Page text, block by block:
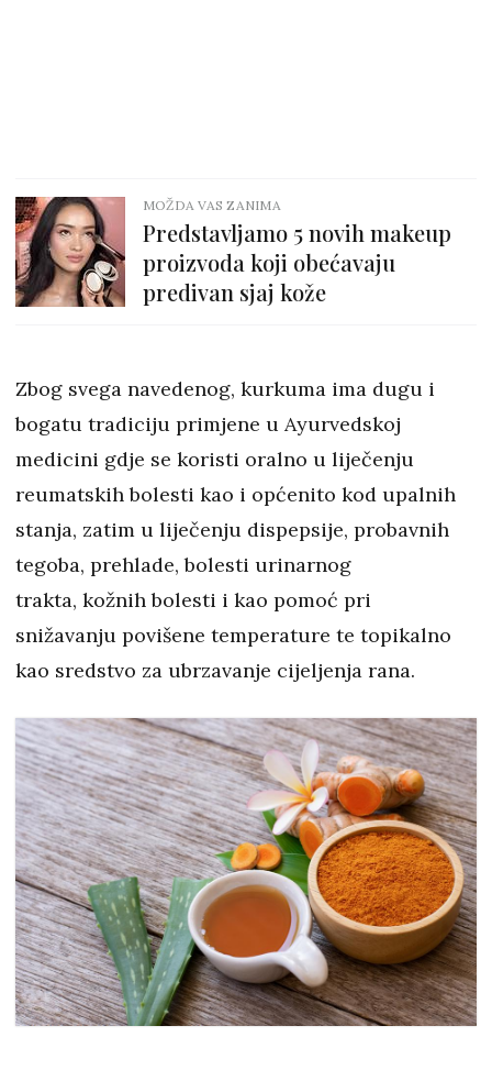
MOŽDA VAS ZANIMA
Predstavljamo 5 novih makeup
proizvoda koji obećavaju
predivan sjaj kože
Zbog svega navedenog, kurkuma ima dugu i
bogatu tradiciju primjene u Ayurvedskoj
medicini gdje se koristi oralno u liječenju
reumatskih bolesti kao i općenito kod upalnih
stanja, zatim u liječenju dispepsije, probavnih
tegoba, prehlade, bolesti urinarnog
trakta, kožnih bolesti i kao pomoć pri
snižavanju povišene temperature te topikalno
kao sredstvo za ubrzavanje cijeljenja rana.